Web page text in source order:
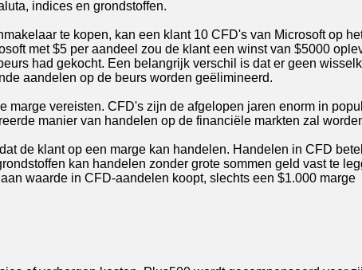
indices en grondstoffen.
te kopen, kan een klant 10 CFD's van Microsoft op
met $5 per aandeel zou de klant een winst van $5000
had gekocht. Een belangrijk verschil is dat er geen
aandelen op de beurs worden geëlimineerd.
vereisten. CFD's zijn de afgelopen jaren enorm in
manier van handelen op de financiële markten zal
de klant op een marge kan handelen. Handelen in CFD
kan handelen zonder grote sommen geld vast te
waarde in CFD-aandelen koopt, slechts een $1.000 marge